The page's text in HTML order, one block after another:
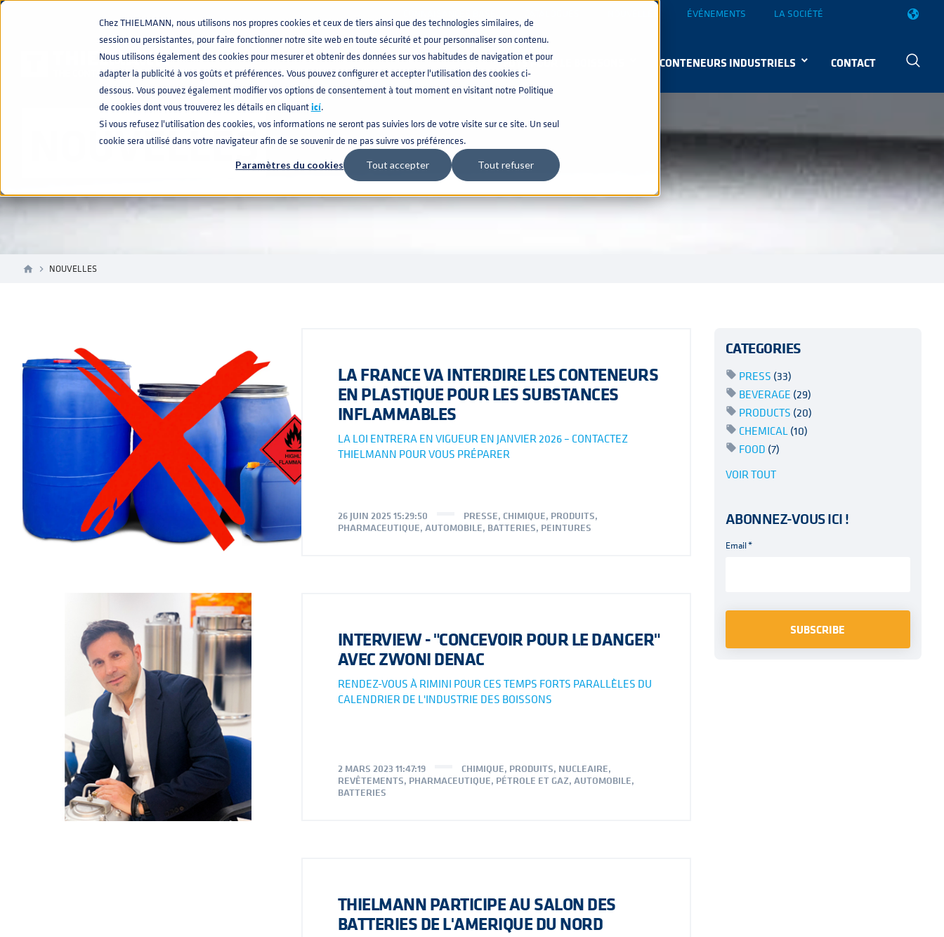
Chez THIELMANN, nous utilisons nos propres cookies et ceux de tiers ainsi que des technologies similaires, de
session ou persistantes, pour faire fonctionner notre site web en toute sécurité et pour personnaliser son contenu.
Nous utilisons également des cookies pour mesurer et obtenir des données sur vos habitudes de navigation et pour
adapter la publicité à vos goûts et préférences. Vous pouvez configurer et accepter l'utilisation des cookies ci-
dessous. Vous pouvez également modifier vos options de consentement à tout moment en visitant notre Politique
de cookies dont vous trouverez les détails en cliquanticí.
Si vous refusez l'utilisation des cookies, vos informations ne seront pas suivies lors de votre visite sur ce site. Un seul
cookie sera utilisé dans votre navigateur afin de se souvenir de ne pas suivre vos préférences.
Paramètres du cookies Tout accepter Tout refuser
ÉVÉNEMENTS LA SOCIÉTÉ
CARRIERES
FÛTS POUR LE BOISSONS CONTENEURS INDUSTRIELS CONTACT
NOUVELLES
home navigate_next NOUVELLES
LA FRANCE VA INTERDIRE LES CONTENEURS
EN PLASTIQUE POUR LES SUBSTANCES
INFLAMMABLES
LA LOI ENTRERA EN VIGUEUR EN JANVIER 2026 – CONTACTEZ
THIELMANN POUR VOUS PRÉPARER
26 JUIN 2025 15:29:50 PRESSE, CHIMIQUE, PRODUITS,
PHARMACEUTIQUE, AUTOMOBILE, BATTERIES, PEINTURES
INTERVIEW - "CONCEVOIR POUR LE DANGER"
AVEC ZWONI DENAC
RENDEZ-VOUS À RIMINI POUR CES TEMPS FORTS PARALLÈLES DU
CALENDRIER DE L'INDUSTRIE DES BOISSONS
2 MARS 2023 11:47:19 CHIMIQUE, PRODUITS, NUCLEAIRE,
REVÊTEMENTS, PHARMACEUTIQUE, PÉTROLE ET GAZ, AUTOMOBILE,
BATTERIES
THIELMANN PARTICIPE AU SALON DES
BATTERIES DE L'AMERIQUE DU NORD
CATEGORIES
PRESS (33)
BEVERAGE (29)
PRODUCTS (20)
CHEMICAL(10)
FOOD (7)
VOIR TOUT
ABONNEZ-VOUS ICI !
Email*